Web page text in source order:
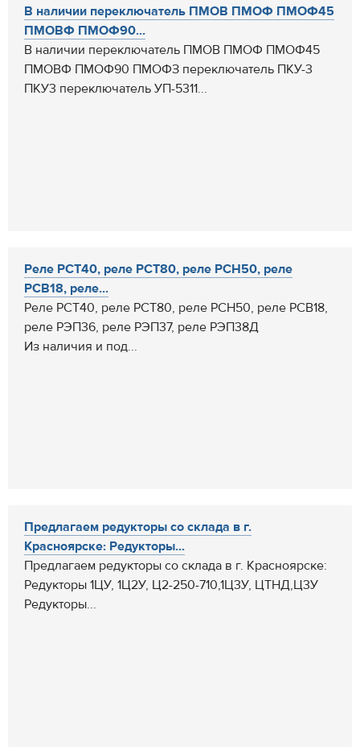
В наличии переключатель ПМОВ ПМОФ ПМОФ45
ПМОВФ ПМОФ90...
В наличии переключатель ПМОВ ПМОФ ПМОФ45
ПМОВФ ПМОФ90 ПМОФЗ переключатель ПКУ-3
ПКУ3 переключатель УП-5311...
Реле РСТ40, реле РСТ80, реле РСН50, реле
РСВ18, реле...
Реле РСТ40, реле РСТ80, реле РСН50, реле РСВ18,
реле РЭП36, реле РЭП37, реле РЭП38Д
Из наличия и под...
Предлагаем редукторы со склада в г.
Красноярске: Редукторы...
Предлагаем редукторы со склада в г. Красноярске:
Редукторы 1ЦУ, 1Ц2У, Ц2-250-710,1Ц3У, ЦТНД,Ц3У
Редукторы...